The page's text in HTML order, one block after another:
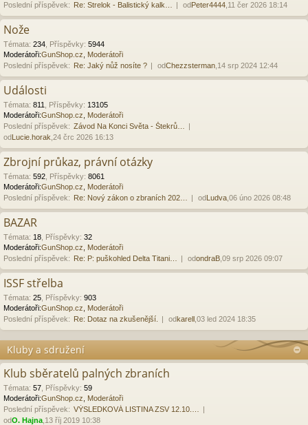
Poslední příspěvek: Re: Strelok - Balistický kalk… odPeter4444 ,11 čer 2026 18:14
Nože
Témata: 234 Příspěvky: 5944
Moderátoři:GunShop.cz
Moderátoři
Poslední příspěvek: Re: Jaký nůž nosíte ? odChezzsterman ,14 srp 2024 12:44
Události
Témata: 811 Příspěvky: 13105
Moderátoři:GunShop.cz
Moderátoři
Poslední příspěvek: Závod Na Konci Světa - Štekrů…
odLucie.horak ,24 črc 2026 16:13
Zbrojní průkaz, právní otázky
Témata: 592 Příspěvky: 8061
Moderátoři:GunShop.cz
Moderátoři
Poslední příspěvek: Re: Nový zákon o zbraních 202… odLudva ,06 úno 2026 08:48
BAZAR
Témata: 18 Příspěvky: 32
Moderátoři:GunShop.cz
Moderátoři
Poslední příspěvek: Re: P: puškohled Delta Titani… odondraB ,09 srp 2026 09:07
ISSF střelba
Témata: 25 Příspěvky: 903
Moderátoři:GunShop.cz
Moderátoři
Poslední příspěvek: Re: Dotaz na zkušenější. odkarell ,03 led 2024 18:35
Kluby a sdružení
Klub sběratelů palných zbraních
Témata: 57 Příspěvky: 59
Moderátoři:GunShop.cz
Moderátoři
Poslední příspěvek: VÝSLEDKOVÁ LISTINA ZSV 12.10.…
odO. Hajna ,13 říj 2019 10:38